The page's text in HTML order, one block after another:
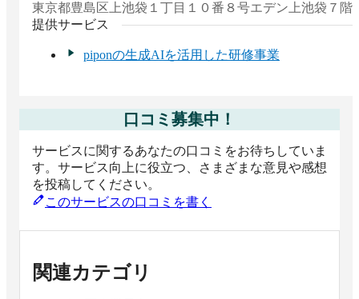
東京都豊島区上池袋１丁目１０番８号エデン上池袋７階
提供サービス
piponの生成AIを活用した研修事業
口コミ募集中！
サービスに関するあなたの口コミをお待ちしていま
す。サービス向上に役立つ、さまざまな意見や感想
を投稿してください。
このサービスの口コミを書く
関連カテゴリ